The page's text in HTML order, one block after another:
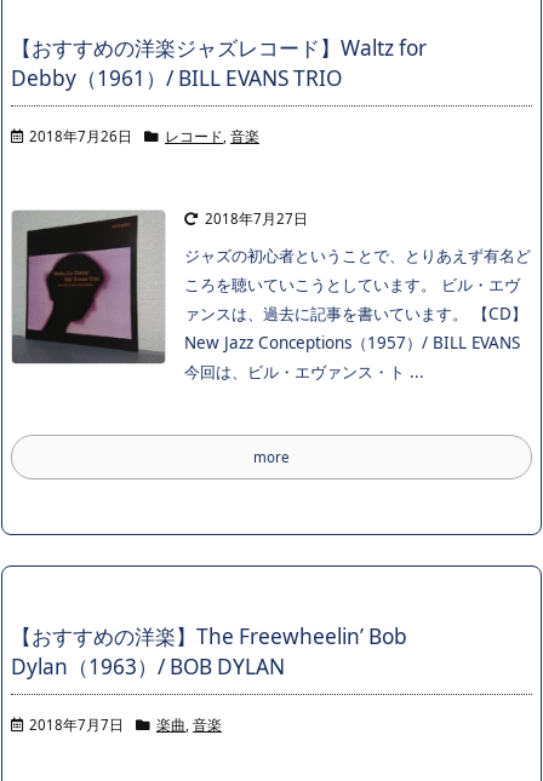
【おすすめの洋楽ジャズレコード】Waltz for
Debby（1961）/ BILL EVANS TRIO
2018年7月26日 レコード, 音楽
2018年7月27日
ジャズの初心者ということで、とりあえず有名ど
ころを聴いていこうとしています。 ビル・エヴ
ァンスは、過去に記事を書いています。 【CD】
New Jazz Conceptions（1957）/ BILL EVANS
今回は、ビル・エヴァンス・ト ...
more
【おすすめの洋楽】The Freewheelin’ Bob
Dylan（1963）/ BOB DYLAN
2018年7月7日 楽曲, 音楽